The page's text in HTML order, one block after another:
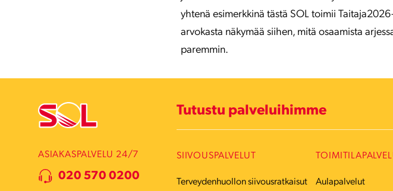
yhtenä esimerkkinä tästä SOL toimii
arvokasta näkymää siihen, mitä osaamista
paremmin.
ASIAKASPALVELU 24/7
020 570 0200
Tutustu palveluihimme
SIIVOUSPALVELUT
Terveydenhuollon siivousratkaisut Aulapalvelut